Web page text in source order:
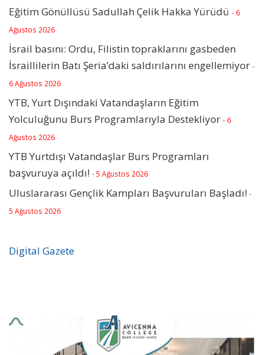
Eğitim Gönüllüsü Sadullah Çelik Hakka Yürüdü - 6
Ağustos 2026
İsrail basını: Ordu, Filistin topraklarını gasbeden
İsraillilerin Batı Şeria’daki saldırılarını engellemiyor -
6 Ağustos 2026
YTB, Yurt Dışındaki Vatandaşların Eğitim
Yolculuğunu Burs Programlarıyla Destekliyor - 6
Ağustos 2026
YTB Yurtdışı Vatandaşlar Burs Programları
başvuruya açıldı! - 5 Ağustos 2026
Uluslararası Gençlik Kampları Başvuruları Başladı! -
5 Ağustos 2026
Digital Gazete